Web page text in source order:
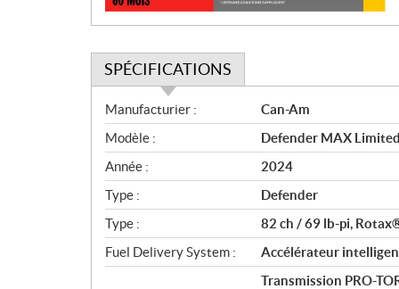
SPÉCIFICATIONS
S
p
é
c
i
f
i
c
a
Manufacturier :
Can-Am
Modèle :
Defender MAX
Année :
2024
Type :
Defender
Type :
82 ch / 69 lb-pi,
Fuel Delivery System :
Accélérateur
Transmission PRO-